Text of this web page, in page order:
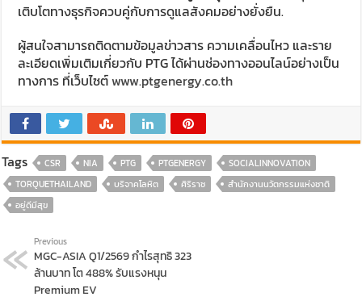
เติบโตทางธุรกิจควบคู่กับการดูแลสังคมอย่างยั่งยืน.
ผู้สนใจสามารถติดตามข้อมูลข่าวสาร ความเคลื่อนไหว และราย
ละเอียดเพิ่มเติมเกี่ยวกับ PTG ได้ผ่านช่องทางออนไลน์อย่างเป็น
ทางการ ที่เว็บไซต์www.ptgenergy.co.th
Tags CSR NIA PTG PTGENERGY
SOCIALINNOVATION
TORQUETHAILAND
บริจาคโลหิต ศิริราช
สำนักงานนวัตกรรมแห่งชาติ
อยู่ดีมีสุข
Previous
MGC-ASIA Q1/2569 กำไรสุทธิ 323
ล้านบาท โต 488% รับแรงหนุน
Premium EV